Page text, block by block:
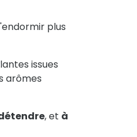
plus
issues
arômes
, et à